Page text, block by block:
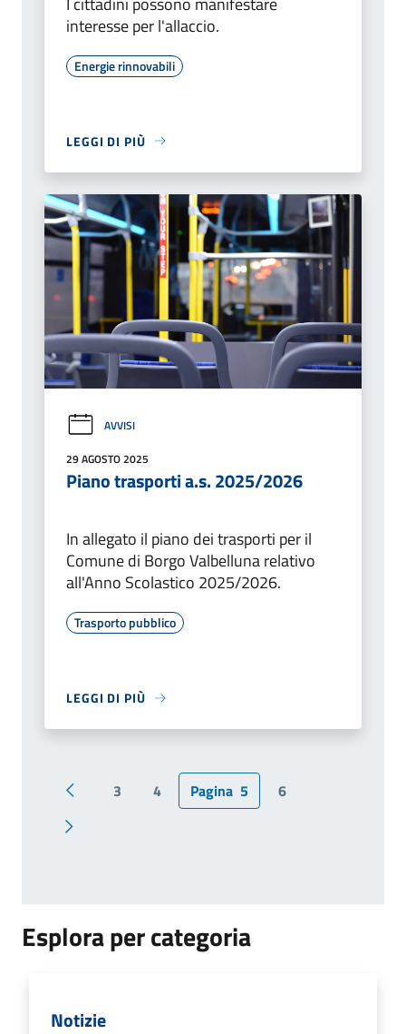
interesse per l'allaccio.
Energie rinnovabili
LEGGI DI PIÙ
AVVISI
29 AGOSTO 2025
Piano trasporti a.s. 2025/2026
In allegato il piano dei trasporti per il
Comune di Borgo Valbelluna relativo
all'Anno Scolastico 2025/2026.
Trasporto pubblico
LEGGI DI PIÙ
Pagina precedente
3 4 Pagina 5 6
Pagina successiva
Esplora per categoria
Notizie